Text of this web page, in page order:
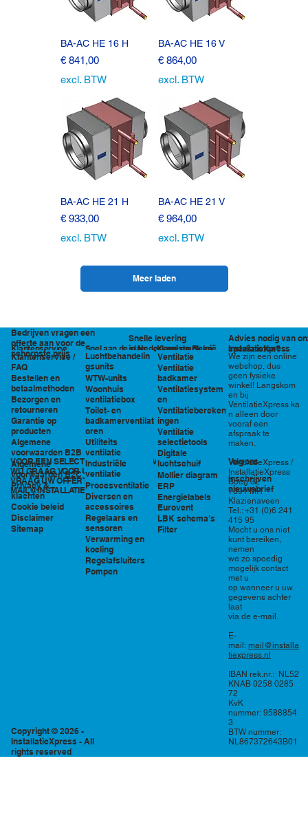
BA-AC HE 16 H
Prijs
€ 841,00
excl. BTW
BA-AC HE 16 V
Prijs
€ 864,00
excl. BTW
BA-AC HE 21 H
Prijs
€ 933,00
excl. BTW
BA-AC HE 21 V
Prijs
€ 964,00
excl. BTW
Meer laden
Klantenservice
Klantenservice /
FAQ
Bestellen en
betaalmethoden
Bezorgen en
retourneren
Garantie op
producten
Algemene
voorwaarden B2B
Algemene
voorwaarden B2C
Privacy &
klachten
Cookie beleid
Disclaimer
Sitemap
VOOR EEN SELECTIE EN PRIJSOPGAVE STAAN
WIJ GRAAG VOOR U KLAAR!
VRAAG UW OFFERTE AAN VIA
MAIL@INSTALLATIEXPRESS.NL
Copyright © 2026 -
InstallatieXpress - All
rights reserved
Bedrijven vragen een
offerte aan voor de
scherpste prijs
Snelle levering
in Nederland en België
Advies nodig van
specialisten?
Snel aan de slag
Luchtbehandelin
gsunits
WTW-units
Woonhuis
ventilatiebox
Toilet- en
badkamerventilat
oren
Utiliteits
ventilatie
Industriële
ventilatie
Procesventilatie
Diversen en
accessoires
Regelaars en
sensoren
Verwarming en
koeling
Regelafsluiters
Pompen
Kennisbank en
tools
Ventilatie
Ventilatie
badkamer
Ventilatiesystem
en
Ventilatiebereken
ingen
Ventilatie
selectietools
Digitale
luchtschuif
Mollier diagram
ERP
Energielabels
Eurovent
LBK schema's
Filter
We zijn een online
webshop, dus
geen fysieke
winkel! Langskom
en bij
VentilatieXpress ka
n alleen door
vooraf een
afspraak te
maken.
VentilatieXpress /
InstallatieXpress
Boeg 32
7891 MR
Klazienaveen
Tel.: +31 (0)6 241
415 95
Mocht u ons niet
kunt bereiken,
nemen
we zo spoedig
mogelijk contact
met u
op wanneer u uw
gegevens achter
laat
via de e-mail.
E-
mail: mail@installa
tiexpress.nl
IBAN rek.nr.: NL52
KNAB 0258 0285
72
KvK
nummer: 9588854
3
BTW nummer:
NL867372643B01
InstallatieXpress
Volg ons
Inschrijven
nieuwsbrief